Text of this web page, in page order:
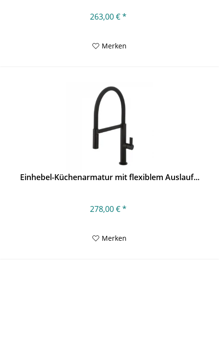
263,00 € *
Merken
Einhebel-Küchenarmatur mit flexiblem Auslauf...
278,00 € *
Merken